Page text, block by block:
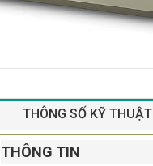
THÔNG SỐ KỸ THUẬT
THÔNG TIN